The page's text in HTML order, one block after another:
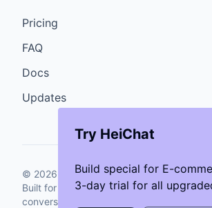
Try HeiChat
Build special for E-
3-day trial for all
Pricing
FAQ
Docs
Updates
© 2026 GenCybers Inc. All rights
Built for storefronts that want faster
conversions.